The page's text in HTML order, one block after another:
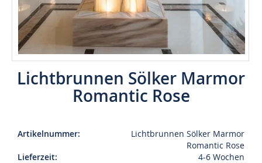
Lichtbrunnen Sölker Marmor
Romantic Rose
Artikelnummer
Lichtbrunnen Sölker Marmor
Romantic Rose
Lieferzeit
4-6 Wochen